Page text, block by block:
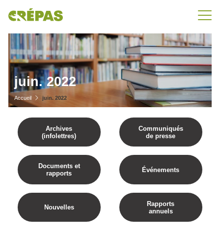
juin. 2022
Accueil juin. 2022
Archives
(infolettres)
Communiqués
de presse
Documents et
rapports
Événements
Nouvelles
Rapports
annuels